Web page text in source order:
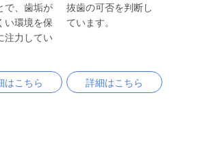
で、歯垢が
い環境を保
注力してい
はこちら
抜歯の可否を判断し
ています。
詳細はこちら